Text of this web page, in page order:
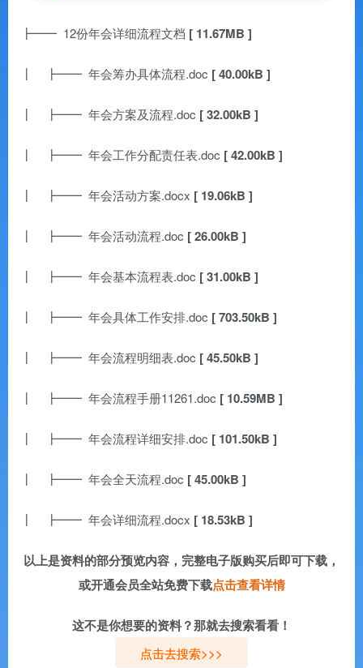
┣━━ 12份年会详细流程文档 [ 11.67MB ]
┃ ┣━━ 年会筹办具体流程.doc [ 40.00kB ]
┃ ┣━━ 年会方案及流程.doc [ 32.00kB ]
┃ ┣━━ 年会工作分配责任表.doc [ 42.00kB ]
┃ ┣━━ 年会活动方案.docx [ 19.06kB ]
┃ ┣━━ 年会活动流程.doc [ 26.00kB ]
┃ ┣━━ 年会基本流程表.doc [ 31.00kB ]
┃ ┣━━ 年会具体工作安排.doc [ 703.50kB ]
┃ ┣━━ 年会流程明细表.doc [ 45.50kB ]
┃ ┣━━ 年会流程手册11261.doc [ 10.59MB ]
┃ ┣━━ 年会流程详细安排.doc [ 101.50kB ]
┃ ┣━━ 年会全天流程.doc [ 45.00kB ]
┃ ┣━━ 年会详细流程.docx [ 18.53kB ]
以上是资料的部分预览内容，完整电子版购买后即可下载，
或开通会员全站免费下载点击查看详情
这不是你想要的资料？那就去搜索看看！
点击去搜索>>>